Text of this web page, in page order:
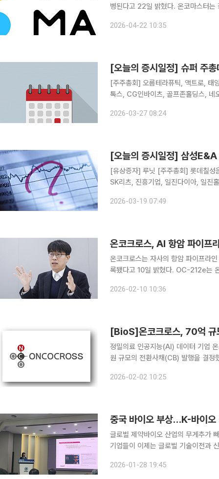
병된다고 22일 밝혔다. 온코마스터
학 내 연구 성과가 단순히 기술 이전
2026-04-22 10:35
[오늘의 증시일정] 슈퍼 주
[주주총회] 오름테라퓨틱, 액트로, 태
톡스, CG인바이츠, 골프존홀딩스, 네
에이텀, 제이티, 유니온바이오메트릭
2026-03-27 08:24
[오늘의 증시일정] 삼성E&A
[유상증자] 루닛 [주주총회] 롯데칠성음료, 한화오션, 호텔신라, 신한서부티엔디리츠, GS리테일,
SK리츠, 진흥기업, 일진다이아, 일진
송원산업, 한국수출포장공업, 삼성생
2026-03-19 07:49
온코크로스, AI 항암 파이프
온코크로스는 자사의 항암 파이프라
록됐다고 10일 밝혔다. OC-212e는 온코크로스의 인공지능(AI) 플랫폼을 통해 발굴된 항암 병용
특허 등록은 AI 기반 신약개발 플랫폼
2026-02-10 10:36
[BioS]온코크로스, 70억 규
정밀의료 인공지능(AI) 데이터 기업
원 규모의 전환사채(CB) 발행을 결
따르면 이번 CB 납입일은 오는 9일
2026-02-02 10:25
중국 바이오 부상…K-바이오
글로벌 제약바이오 산업의 무게추가
기업들이 이제는 글로벌 기술이전과
28일 ‘불확실성의 시대, 2026 글로
2026-01-28 19:45